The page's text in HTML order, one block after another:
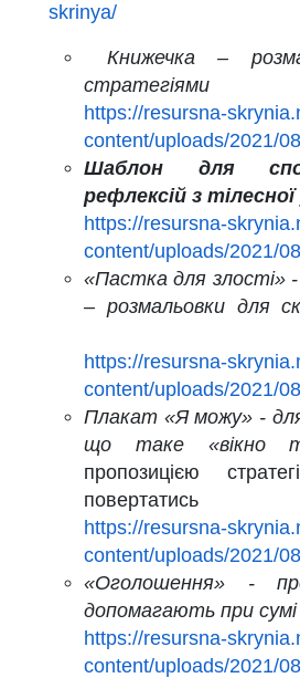
skrinya/
Книжечка –
стратегіями
https://resursna-
content/uploads/2021/
Шаблон для
рефлексій з
https://resursna-
content/uploads/2021/
«Пастка для злості»
– розмальовки для
https://resursna-
content/uploads/2021/
Плакат «Я можу» -
що таке «вікно
пропозицією
повертатись
https://resursna-
content/uploads/2021/
«Оголошення» -
допомагають при
https://resursna-
content/uploads/2021/